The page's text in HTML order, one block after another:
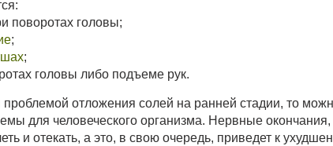
поворотах головы;
;
;
головы либо подъеме рук.
проблемой отложения солей на ранней стадии, то
для человеческого организма. Нервные
и отекать, а это, в свою очередь, приведет к